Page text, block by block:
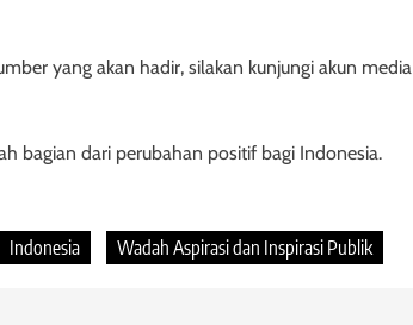
yang akan hadir, silakan kunjungi akun media
bagian dari perubahan positif bagi Indonesia.
Indonesia Wadah Aspirasi dan Inspirasi Publik